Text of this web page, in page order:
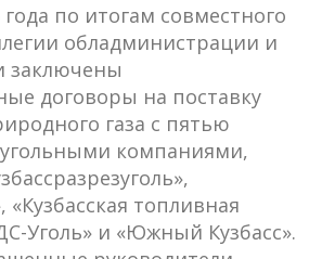
по итогам совместного
обладминистрации и
заключены
договоры на поставку
газа с пятью
компаниями,
«Кузбасская топливная
Уголь» и «Южный Кузбасс».